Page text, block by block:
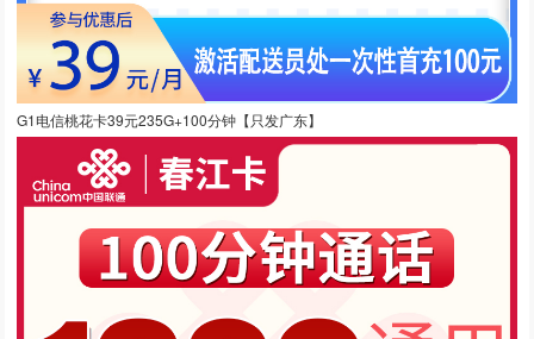
G1电信桃花卡39元235G+100分钟【只发广东】